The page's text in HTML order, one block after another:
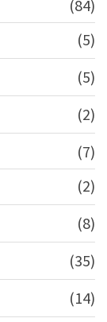
(84)
(5)
(5)
(2)
(7)
(2)
(8)
(35)
(14)